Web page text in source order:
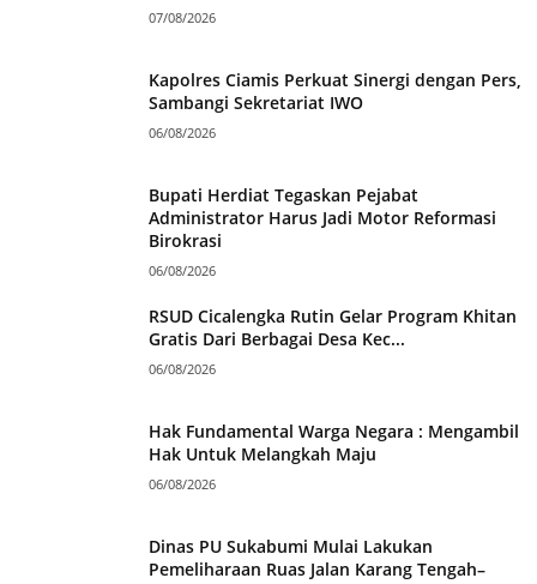
07/08/2026
Kapolres Ciamis Perkuat Sinergi dengan Pers,
Sambangi Sekretariat IWO
06/08/2026
Bupati Herdiat Tegaskan Pejabat
Administrator Harus Jadi Motor Reformasi
Birokrasi
06/08/2026
RSUD Cicalengka Rutin Gelar Program Khitan
Gratis Dari Berbagai Desa Kec...
06/08/2026
Hak Fundamental Warga Negara : Mengambil
Hak Untuk Melangkah Maju
06/08/2026
Dinas PU Sukabumi Mulai Lakukan
Pemeliharaan Ruas Jalan Karang Tengah–